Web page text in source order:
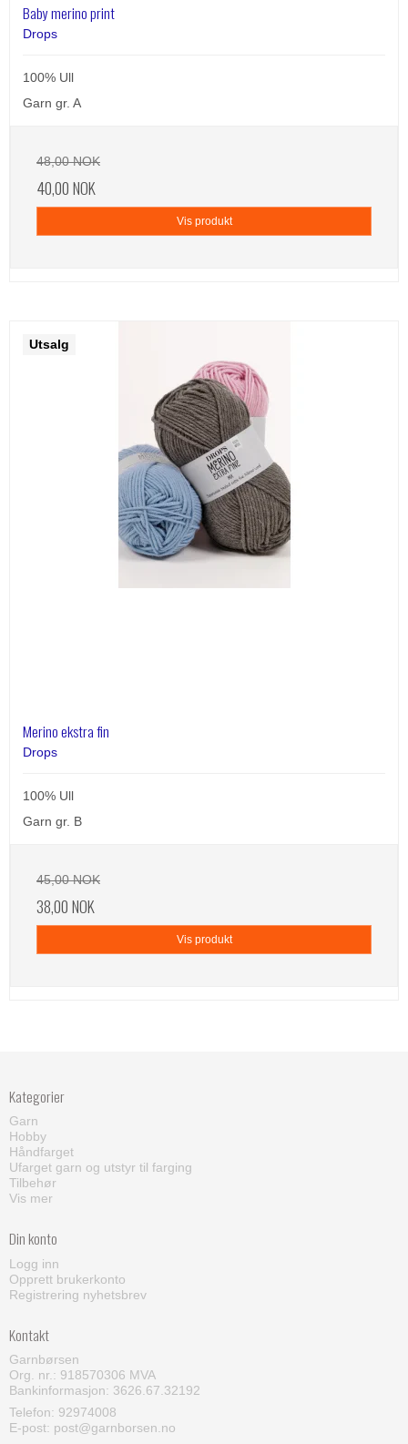
Baby merino print
Drops
100% Ull
Garn gr. A
48,00 NOK
40,00 NOK
Vis produkt
Utsalg
Merino ekstra fin
Drops
100% Ull
Garn gr. B
45,00 NOK
38,00 NOK
Vis produkt
Kategorier
Garn
Hobby
Håndfarget
Ufarget garn og utstyr til farging
Tilbehør
Vis mer
Din konto
Logg inn
Opprett brukerkonto
Registrering nyhetsbrev
Kontakt
Garnbørsen
Org. nr.: 918570306 MVA
Bankinformasjon: 3626.67.32192
Telefon: 92974008
E-post: post@garnborsen.no